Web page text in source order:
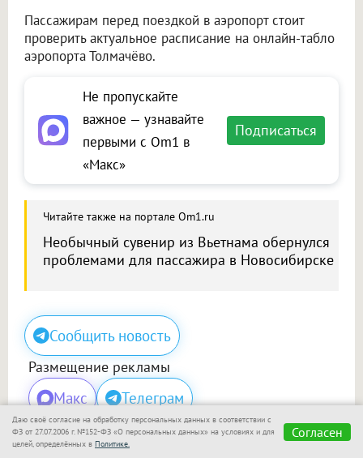
Пассажирам перед поездкой в аэропорт стоит
проверить актуальное расписание на онлайн-табло
аэропорта Толмачёво.
Не пропускайте
важное — узнавайте
первыми с Om1 в
«Макс»
Подписаться
Читайте также на портале Om1.ru
Необычный сувенир из Вьетнама обернулся
проблемами для пассажира в Новосибирске
Сообщить новость
Размещение рекламы
Макс Телеграм
Даю своё согласие на обработку персональных данных в соответствии с
ФЗ от 27.07.2006 г. №152-ФЗ «О персональных данных» на условиях и для
целей, определённых в Политике.
Согласен